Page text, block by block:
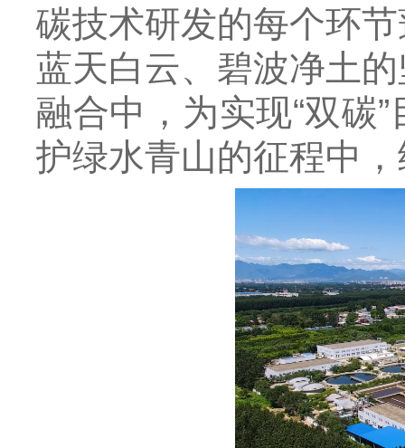
碳技术研发的每个环
蓝天白云、碧波净土
融合中，为实现“双碳
护绿水青山的征程中